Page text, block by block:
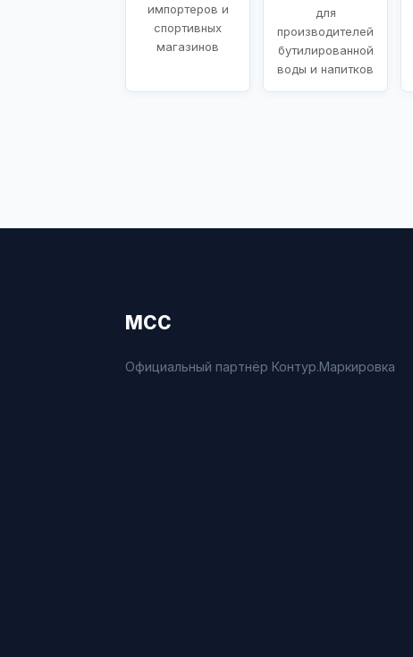
импортеров и
спортивных
магазинов
для
производителей
бутилированной
воды и напитков
МСС
Официальный партнёр Контур.Маркировка